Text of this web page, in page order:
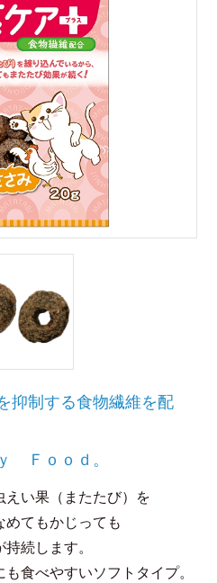
抑制する食物繊維を配
Ｆｏｏｄ。
えい果（またたび）を
てもかじっても
続します。
食べやすいソフトタイプ。